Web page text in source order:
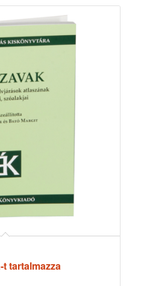
t tartalmazza